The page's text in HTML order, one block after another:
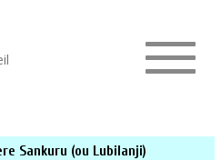
Sankuru (ou Lubilanji)